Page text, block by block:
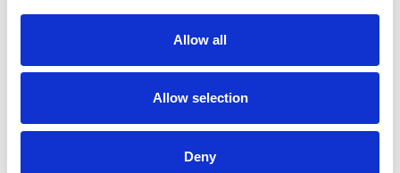
Allow all
Allow selection
Deny